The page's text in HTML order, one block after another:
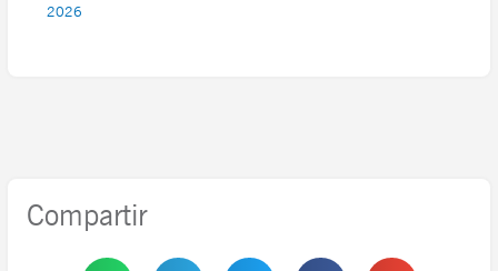
2026
Compartir